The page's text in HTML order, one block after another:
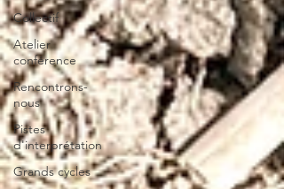
Collectif
Atelier
conférence
Rencontrons-
nous
Pistes
d'interprétation
Grands cycles